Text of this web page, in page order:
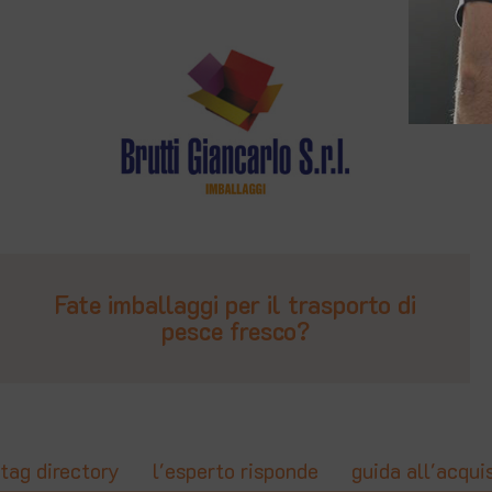
Fate imballaggi per il trasporto di
pesce fresco?
tag directory l'esperto risponde guida